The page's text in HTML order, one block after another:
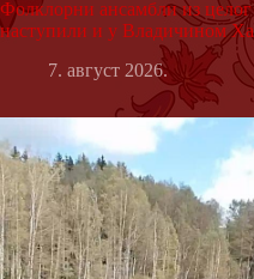
Фолклорни ансамбли из
наступили и у Владичином
7. август 2026.